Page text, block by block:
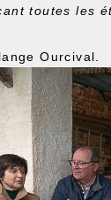
toutes les
Ourcival.